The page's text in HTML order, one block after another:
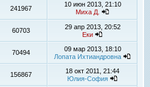
241967
10 июн 2013, 21:10
Миха Д.
60703
29 апр 2013, 20:52
Еки
70494
09 мар 2013, 18:10
Лопата Ихтиандровна
156867
18 окт 2011, 21:44
Юлия-София